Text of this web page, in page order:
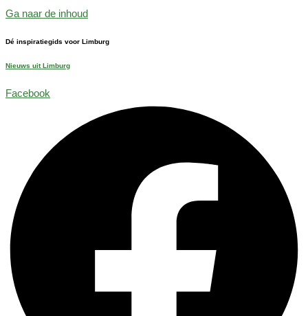
Ga naar de inhoud
Dé inspiratiegids voor Limburg
Nieuws uit Limburg
Facebook